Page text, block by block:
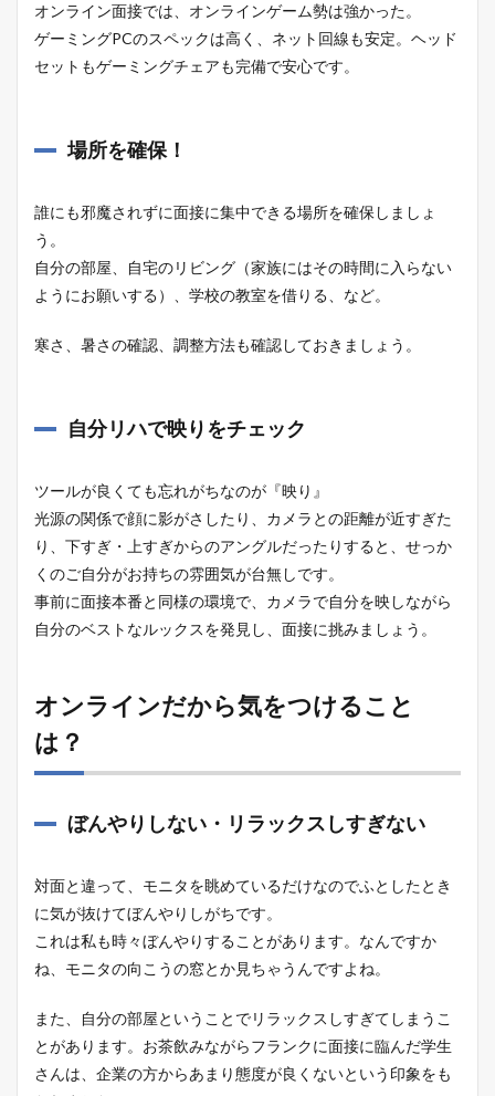
オンライン面接では、オンラインゲーム勢は強かった。
ゲーミングPCのスペックは高く、ネット回線も安定。ヘッド
セットもゲーミングチェアも完備で安心です。
場所を確保！
誰にも邪魔されずに面接に集中できる場所を確保しましょ
う。
自分の部屋、自宅のリビング（家族にはその時間に入らない
ようにお願いする）、学校の教室を借りる、など。
寒さ、暑さの確認、調整方法も確認しておきましょう。
自分リハで映りをチェック
ツールが良くても忘れがちなのが『映り』
光源の関係で顔に影がさしたり、カメラとの距離が近すぎた
り、下すぎ・上すぎからのアングルだったりすると、せっか
くのご自分がお持ちの雰囲気が台無しです。
事前に面接本番と同様の環境で、カメラで自分を映しながら
自分のベストなルックスを発見し、面接に挑みましょう。
オンラインだから気をつけること
は？
ぼんやりしない・リラックスしすぎない
対面と違って、モニタを眺めているだけなのでふとしたとき
に気が抜けてぼんやりしがちです。
これは私も時々ぼんやりすることがあります。なんですか
ね、モニタの向こうの窓とか見ちゃうんですよね。
また、自分の部屋ということでリラックスしすぎてしまうこ
とがあります。お茶飲みながらフランクに面接に臨んだ学生
さんは、企業の方からあまり態度が良くないという印象をも